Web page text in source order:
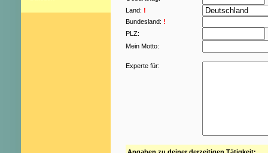
Land: !
Bundesland: !
PLZ:
Mein Motto:
Experte für: